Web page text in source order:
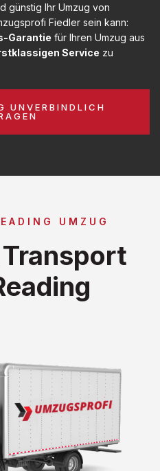
günstig Ihr Umzug von
Fiedler sein kann:
Garantie für Ihren Umzug aus
Service zu
UNVERBINDLICH
UMZUG